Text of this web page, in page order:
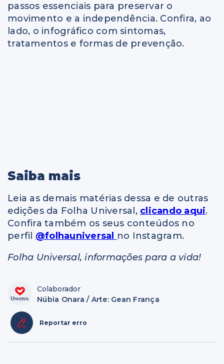
passos essenciais para preservar o
movimento e a independência. Confira, ao
lado, o infográfico com sintomas,
tratamentos e formas de prevenção.
Saiba mais
Leia as demais matérias dessa e de outras
edições da Folha Universal, clicando aqui.
Confira também os seus conteúdos no
perfil @folhauniversal
no Instagram.
Folha Universal, informações para a vida!
Colaborador
Núbia Onara / Arte: Gean França
Reportar erro